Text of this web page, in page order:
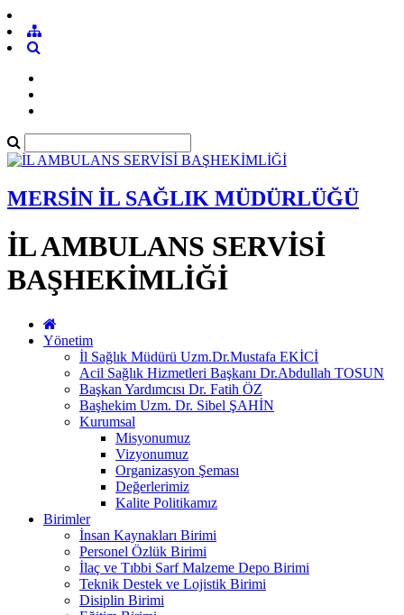
MERSİN İL SAĞLIK MÜDÜRLÜĞÜ
İL AMBULANS SERVİSİ
BAŞHEKİMLİĞİ
Yönetim
İl Sağlık Müdürü Uzm.Dr.Mustafa EKİCİ
Acil Sağlık Hizmetleri Başkanı Dr.Abdullah TOSUN
Başkan Yardımcısı Dr. Fatih ÖZ
Başhekim Uzm. Dr. Sibel ŞAHİN
Kurumsal
Misyonumuz
Vizyonumuz
Organizasyon Şeması
Değerlerimiz
Kalite Politikamız
Birimler
İnsan Kaynakları Birimi
Personel Özlük Birimi
İlaç ve Tıbbi Sarf Malzeme Depo Birimi
Teknik Destek ve Lojistik Birimi
Disiplin Birimi